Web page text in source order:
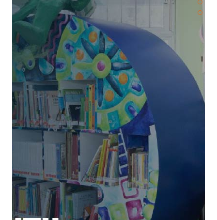
Realizamos actividades en diferentes
campus de la UAQ (Querétaro, San Juan
del Río y Cadereyta), con instituciones de
educación básica (pública y privada),
hospitales (IMSS, HITO, UMAA),
albergues, centros de día, estancias
infantiles, centros de rehabilitación en
adicciones y centros para adultos mayores.